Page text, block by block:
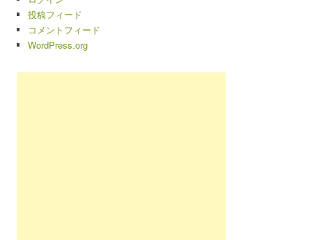
投稿フィード
コメントフィード
WordPress.org